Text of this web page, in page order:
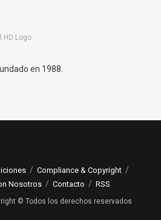
HD Logo
en 1988.
Compliance & Copyright
Nosotros Contacto RSS
© Todos los derechos reservados